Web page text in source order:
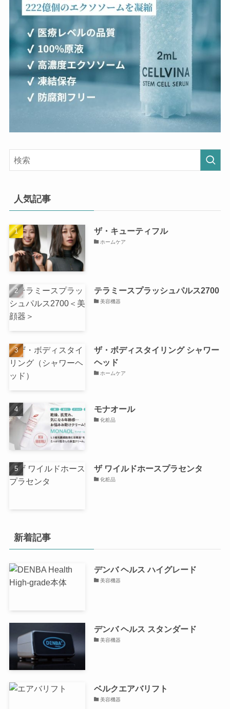
人気記事
ザ・キューティフル
ホームケア
テラミースプラッシュパルス2700
美容機器
ザ・ボディスタイリング シャワー
ヘッド
ホームケア
モナオール
化粧品
ザ ワイルドホースプラセンタ
化粧品
新着記事
デンバ ヘルス ハイグレード
美容機器
デンバ ヘルス スタンダード
美容機器
ベルクエアバリフト
美容機器